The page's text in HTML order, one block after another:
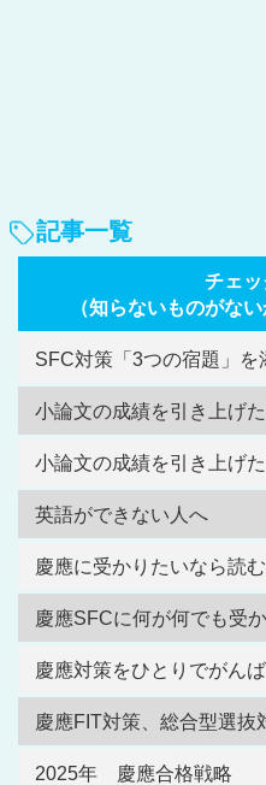
記事一覧
チェッ
（知らないものがな
SFC対策「3つの宿題」を
小論文の成績を引き上げ
小論文の成績を引き上げ
英語ができない人へ
慶應に受かりたいなら読
慶應SFCに何が何でも受
慶應対策をひとりでがん
慶應FIT対策、総合型選抜
2025年 慶應合格戦略